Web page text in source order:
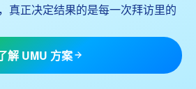
真正决定结果的是每一次拜访里的
解 UMU 方案